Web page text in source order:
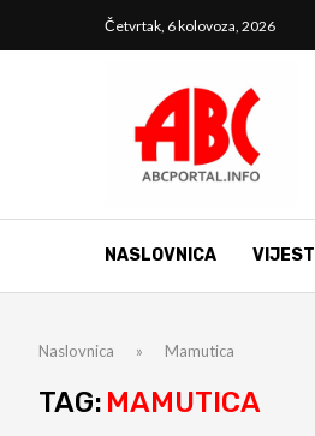
Četvrtak, 6 kolovoza, 2026
NASLOVNICA VIJESTI
Naslovnica » Mamutica
TAG: MAMUTICA